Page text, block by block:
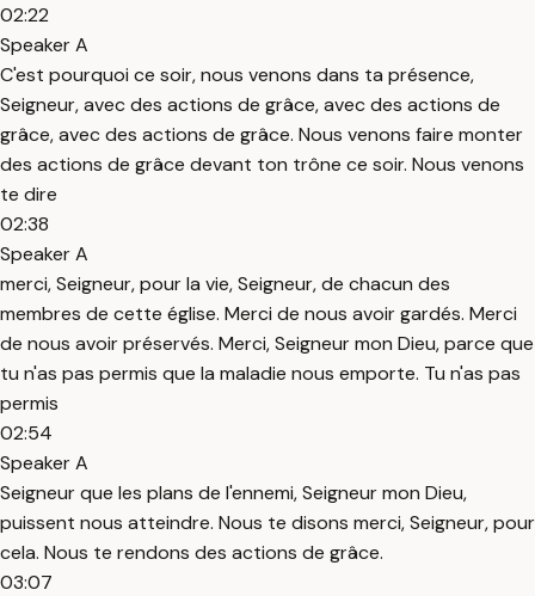
02:22
Speaker A
C'est pourquoi ce soir, nous venons dans ta présence,
Seigneur, avec des actions de grâce, avec des actions de
grâce, avec des actions de grâce. Nous venons faire monter
des actions de grâce devant ton trône ce soir. Nous venons
te dire
02:38
Speaker A
merci, Seigneur, pour la vie, Seigneur, de chacun des
membres de cette église. Merci de nous avoir gardés. Merci
de nous avoir préservés. Merci, Seigneur mon Dieu, parce que
tu n'as pas permis que la maladie nous emporte. Tu n'as pas
permis
02:54
Speaker A
Seigneur que les plans de l'ennemi, Seigneur mon Dieu,
puissent nous atteindre. Nous te disons merci, Seigneur, pour
cela. Nous te rendons des actions de grâce.
03:07